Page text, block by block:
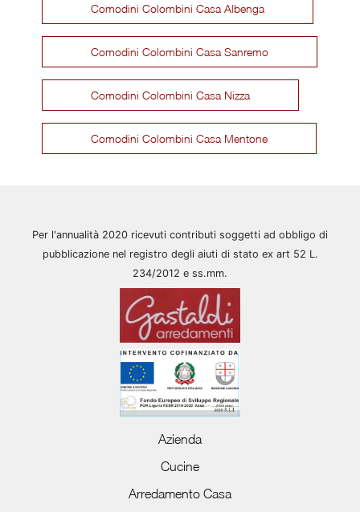
Comodini Colombini Casa Albenga
Comodini Colombini Casa Sanremo
Comodini Colombini Casa Nizza
Comodini Colombini Casa Mentone
Per l'annualità 2020 ricevuti contributi soggetti ad obbligo di
pubblicazione nel registro degli aiuti di stato ex art 52 L.
234/2012 e ss.mm.
Azienda
Cucine
Arredamento Casa